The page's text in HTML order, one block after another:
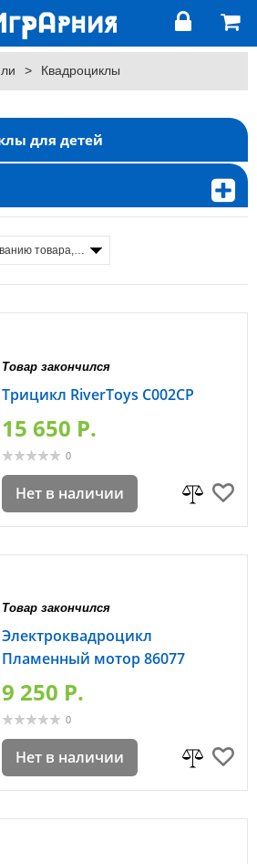
> Квадроциклы
для детей
По названию товара, от А до Я
Товар закончился
Трицикл RiverToys С002СР
15 650 P.
0
Нет в наличии
Товар закончился
Электроквадроцикл
Пламенный мотор 86077
9 250 P.
0
Нет в наличии